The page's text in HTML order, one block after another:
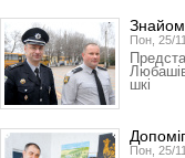
Пон, 25/
шкі
Пон, 25/